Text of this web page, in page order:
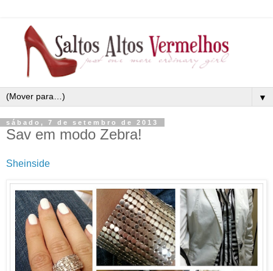
▼
sábado, 7 de setembro de 2013
Sav em modo Zebra!
Sheinside